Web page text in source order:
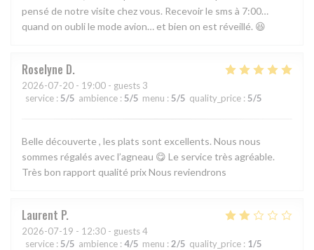
pensé de notre visite chez vous. Recevoir le sms à 7:00…
quand on oubli le mode avion… et bien on est réveillé. 😆
Roselyne D
2026-07-20 - 19:00 - guests 3
service : 5/5 ambience : 5/5 menu : 5/5 quality_price : 5/5
Belle découverte , les plats sont excellents. Nous nous
sommes régalés avec l’agneau 😋 Le service très agréable.
Très bon rapport qualité prix Nous reviendrons
Laurent P
2026-07-19 - 12:30 - guests 4
service : 5/5 ambience : 4/5 menu : 2/5 quality_price : 1/5